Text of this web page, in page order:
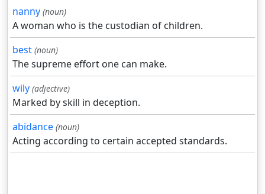
nanny (noun)
A woman who is the custodian of children.
best (noun)
The supreme effort one can make.
wily (adjective)
Marked by skill in deception.
abidance (noun)
Acting according to certain accepted standards.